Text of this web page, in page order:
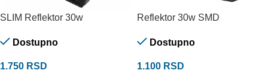
SLIM Reflektor 30w
Dostupno
1.750 RSD
Reflektor 30w SMD
Dostupno
1.100 RSD